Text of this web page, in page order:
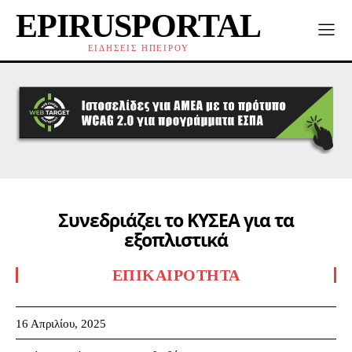
EPIRUSPORTAL
ΕΙΔΗΣΕΙΣ ΗΠΕΙΡΟΥ
Συνεδριάζει το ΚΥΣΕΑ για τα
εξοπλιστικά
ΕΠΙΚΑΙΡΌΤΗΤΑ
16 Απριλίου, 2025